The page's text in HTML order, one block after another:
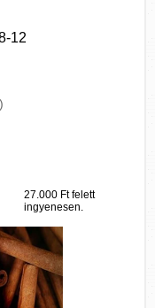
12
27.000 Ft felett
ingyenesen.